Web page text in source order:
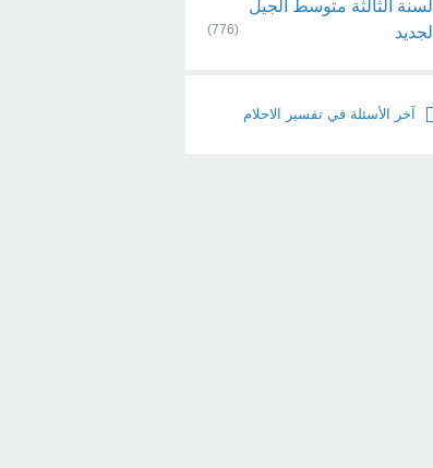
السنة الثالثة متوسط الجيل
الجديد
(776)
آخر الأسئلة في تفسير الاحلام